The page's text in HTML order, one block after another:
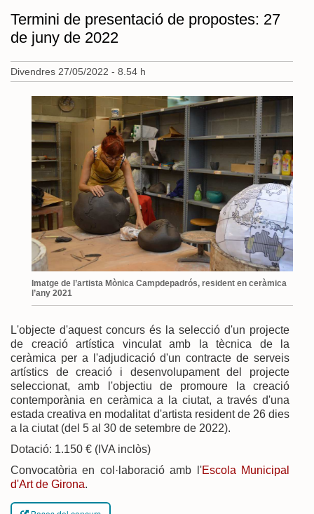
Termini de presentació de propostes: 27
de juny de 2022
Divendres 27/05/2022 - 8.54 h
Imatge de l’artista Mònica Campdepadrós, resident en ceràmica
l’any 2021
L'objecte d'aquest concurs és la selecció d'un projecte
de creació artística vinculat amb la tècnica de la
ceràmica per a l'adjudicació d'un contracte de serveis
artístics de creació i desenvolupament del projecte
seleccionat, amb l'objectiu de promoure la creació
contemporània en ceràmica a la ciutat, a través d'una
estada creativa en modalitat d'artista resident de 26 dies
a la ciutat (del 5 al 30 de setembre de 2022).
Dotació: 1.150 € (IVA inclòs)
Convocatòria en col·laboració amb l'Escola Municipal
d'Art de Girona.